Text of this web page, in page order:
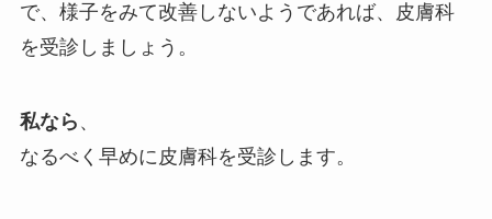
で、様子をみて改善しないようであれば、皮膚科
を受診しましょう。
私なら 、
なるべく早めに皮膚科を受診します。